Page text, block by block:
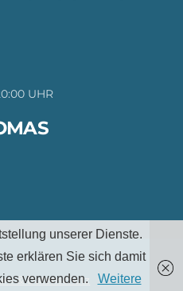
& Datenschutz
unserer Dienste.
erklären Sie sich damit
verwenden.
Weitere